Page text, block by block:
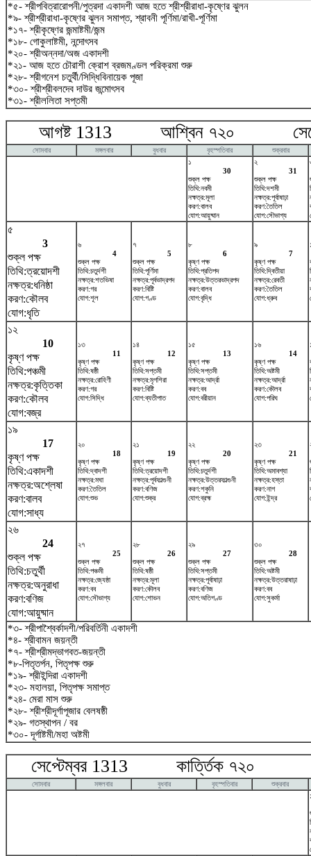
*৫- শ্রীপবিত্রারোপনী/পুত্রদা একাদশী আজ হতে শ্রীশ্রীরাধা-কৃষ্ণের ঝুলন
*৯- শ্রীশ্রীরাধা-কৃষ্ণের ঝুলন সমাপ্ত, শ্রাবনী পূর্ণিমা/রাখী-পূর্ণিমা
*১৭- শ্রীকৃষ্ণের জন্মাষ্টমী/জন্ম
*১৮- গোকুলাষ্টমী, নন্দোৎসব
*২০- শ্রীঅন্নদা/অজ একাদশী
*২১- আজ হতে চৌরাশী ক্রোশ ব্রজমণ্ডল পরিক্রমা শুরু
*২৮- শ্রীগনেশ চতুর্থী/সিদ্ধিবিনায়েক পূজা
*৩০- শ্রীশ্রীবলদেব দাউর জন্মোৎসব
*৩১- শ্রীললিতা সপ্তমী
আগষ্ট 1313 আশ্বিন ৭২০
সোমবার মঙ্গলবার বুধবার বৃহস্পতিবার
শুক্রবার
১
30
শুক্ল পক্ষ
তিথি:নবমী
নক্ষত্র:মূলা
করণ:বালব
যোগ:আয়ুষ্মান
২
31
শুক্ল পক্ষ
তিথি:দশমী
নক্ষত্র:পূর্বাষাঢ়া
করণ:তৈতিল
যোগ:সৌভাগ্য
৫
3
শুক্ল পক্ষ
তিথি:ত্রয়োদশী
নক্ষত্র:ধনিষ্ঠা
করণ:কৌলব
যোগ:ধৃতি
৬
4
শুক্ল পক্ষ
তিথি:চতুর্দশী
নক্ষত্র:শতভিষ‌া
করণ:গর
যোগ:শূল
৭
5
শুক্ল পক্ষ
তিথি:পূর্ণিমা
নক্ষত্র:পূর্বভাদ্রপদ
করণ:বিষ্টি
যোগ:গণ্ড
৮
6
কৃষ্ণ পক্ষ
তিথি:প্রতিপদ
নক্ষত্র:উত্তরভাদ্রপদ
করণ:বালব
যোগ:বৃদ্ধি
৯
7
কৃষ্ণ পক্ষ
তিথি:দ্বিতীয়া
নক্ষত্র:রেবতী
করণ:তৈতিল
যোগ:ধ্রুব
১২
10
কৃষ্ণ পক্ষ
তিথি:পঞ্চমী
নক্ষত্র:কৃত্তিকা
করণ:কৌলব
যোগ:বজ্র
১৩
11
কৃষ্ণ পক্ষ
তিথি:ষষ্ঠী
নক্ষত্র:রোহিণী
করণ:গর
যোগ:সিদ্ধি
১৪
12
কৃষ্ণ পক্ষ
তিথি:সপ্তমী
নক্ষত্র:মৃগশিরা
করণ:বিষ্টি
যোগ:ব্যতীপাত
১৫
13
কৃষ্ণ পক্ষ
তিথি:সপ্তমী
নক্ষত্র:আর্দ্রা
করণ:বব
যোগ:বরীয়ান
১৬
14
কৃষ্ণ পক্ষ
তিথি:অষ্টমী
নক্ষত্র:আর্দ্রা
করণ:কৌলব
যোগ:পরিঘ
১৯
17
কৃষ্ণ পক্ষ
তিথি:একাদশী
নক্ষত্র:অশ্লেষা
করণ:বালব
যোগ:সাধ্য
২০
18
কৃষ্ণ পক্ষ
তিথি:দ্বাদশী
নক্ষত্র:মঘা
করণ:তৈতিল
যোগ:শুভ
২১
19
কৃষ্ণ পক্ষ
তিথি:ত্রয়োদশী
নক্ষত্র:পূর্বফাল্গুনী
করণ:বণিজ
যোগ:শুক্র
২২
20
কৃষ্ণ পক্ষ
তিথি:চতুর্দশী
নক্ষত্র:উত্তরফাল্গুনী
করণ:শকুনি
যোগ:ব্রহ্ম
২৩
21
কৃষ্ণ পক্ষ
তিথি:অমাবশ্যা
নক্ষত্র:হস্তা
করণ:নাগ
যোগ:ইন্দ্র
২৬
24
শুক্ল পক্ষ
তিথি:চতুর্থী
নক্ষত্র:অনুরাধা
করণ:বণিজ
যোগ:আয়ুষ্মান
২৭
25
শুক্ল পক্ষ
তিথি:পঞ্চমী
নক্ষত্র:জ্যেষ্ঠা
করণ:বব
যোগ:সৌভাগ্য
২৮
26
শুক্ল পক্ষ
তিথি:ষষ্ঠী
নক্ষত্র:মূলা
করণ:কৌলব
যোগ:শোভন
২৯
27
শুক্ল পক্ষ
তিথি:সপ্তমী
নক্ষত্র:পূর্বাষাঢ়া
করণ:বণিজ
যোগ:অতিগণ্ড
৩০
28
শুক্ল পক্ষ
তিথি:অষ্টমী
নক্ষত্র:উত্তরাষাঢ়া
করণ:বব
যোগ:সুকর্মা
*৩- শ্রীপাশ্বৈর্কাদশী/পরিবর্তিনী একাদশী
*৪- শ্রীবামন জয়ন্তী
*৭- শ্রীশ্রীমদ্ভাগবত-জয়ন্তী
*৮-পিতৃতর্পন, পিতৃপক্ষ শুরু
*১৯- শ্রীইন্দিরা একাদশী
*২৩- মহালয়া, পিতৃপক্ষ সমাপ্ত
*২৪- মেরা মাস শুরু
*২৮- শ্রীশ্রীদূর্গাপূজার বেলষষ্ঠী
*২৯- গতস্থাপন / বর
*৩০- দূর্গাষ্টমী/মহা অষ্টমী
সেপ্টেম্বর 1313 কার্ত্তিক ৭২০
সোমবার মঙ্গলবার বুধবার বৃহস্পতিবার
শুক্রবার